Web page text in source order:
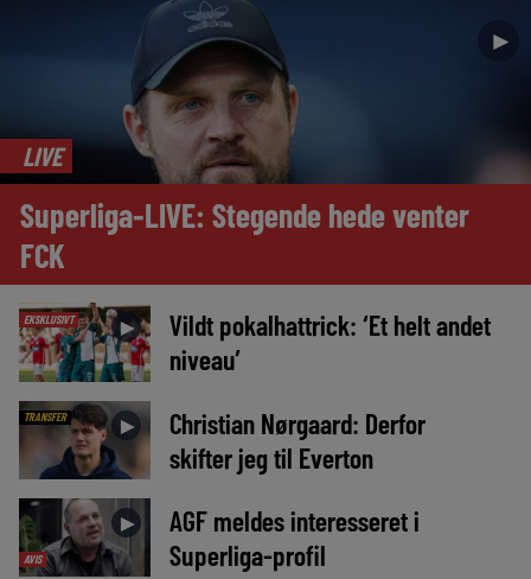
►
LIVE
Superliga-LIVE: Stegende hede venter
FCK
EKSKLUSIVT ►
Vildt pokalhattrick: ‘Et helt andet
niveau’
TRANSFER ►
Christian Nørgaard: Derfor
skifter jeg til Everton
AVIS
►
AGF meldes interesseret i
Superliga-profil